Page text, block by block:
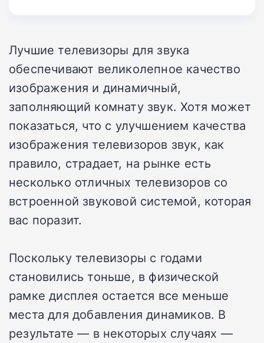
Лучшие телевизоры для звука
обеспечивают великолепное качество
изображения и динамичный,
заполняющий комнату звук. Хотя может
показаться, что с улучшением качества
изображения телевизоров звук, как
правило, страдает, на рынке есть
несколько отличных телевизоров со
встроенной звуковой системой, которая
вас поразит.
Поскольку телевизоры с годами
становились тоньше, в физической
рамке дисплея остается все меньше
места для добавления динамиков. В
результате — в некоторых случаях —